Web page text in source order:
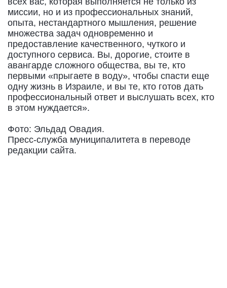
миссии, но и из профессиональных знаний,
опыта, нестандартного мышления, решение
множества задач одновременно и
предоставление качественного, чуткого и
доступного сервиса. Вы, дорогие, стоите в
авангарде сложного общества, вы те, кто
первыми «прыгаете в воду», чтобы спасти еще
одну жизнь в Израиле, и вы те, кто готов дать
профессиональный ответ и выслушать всех, кто
в этом нуждается».
Фото: Эльдад Овадия.
Пресс-служба муниципалитета в переводе
редакции сайта.